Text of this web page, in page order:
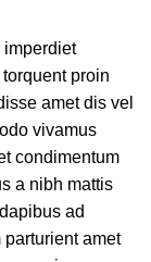
imperdiet
proin
amet dis vel
vivamus
condimentum
a nibh mattis
ad
amet